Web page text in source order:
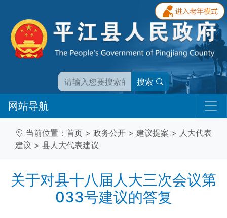
搜索
网站导航
当前位置： 首页 > 政务公开 > 建议提案 > 人大代表
建议 > 县人大代表建议
关于对县十八届人大三次会议第
033号建议的答复